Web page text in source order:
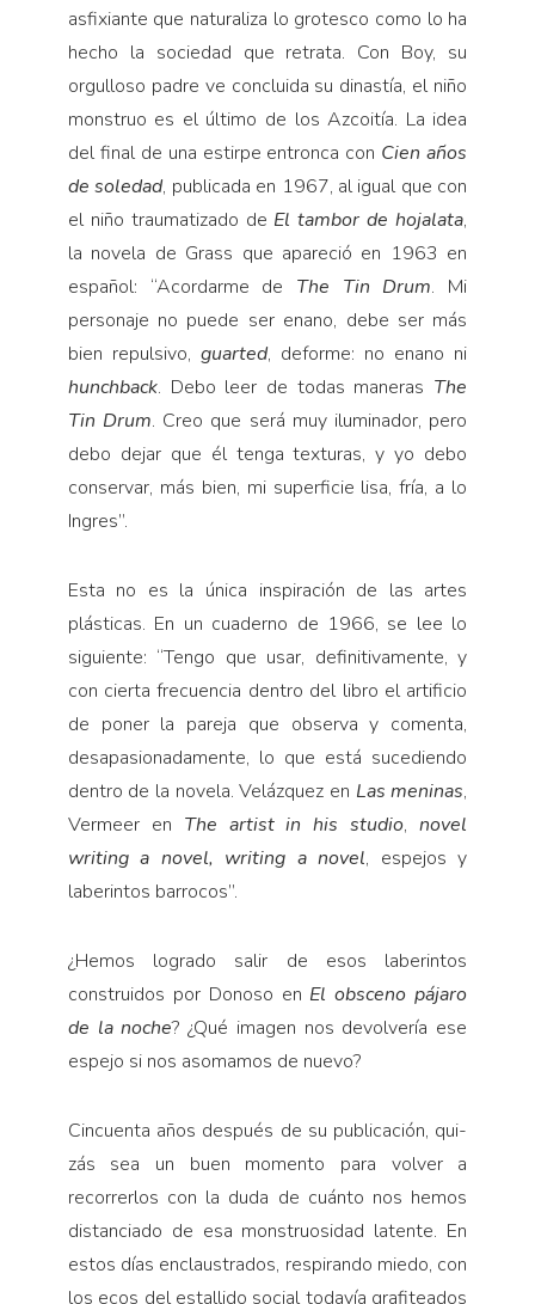
asfixiante que naturaliza lo grotesco como lo ha
hecho la sociedad que retrata. Con Boy, su
orgulloso padre ve concluida su dinastía, el niño
monstruo es el último de los Azcoitía. La idea
del final de una estirpe entronca con Cien años
de soledad, publicada en 1967, al igual que con
el niño traumatizado de El tambor de hojalata,
la novela de Grass que apareció en 1963 en
español: “Acordarme de The Tin Drum. Mi
persona­je no puede ser enano, debe ser más
bien repulsivo, guarted, deforme: no enano ni
hunchback. Debo leer de todas maneras The
Tin Drum. Creo que será muy iluminador, pero
debo dejar que él tenga texturas, y yo debo
conservar, más bien, mi superficie lisa, fría, a lo
Ingres”.
Esta no es la única inspiración de las artes
plásti­cas. En un cuaderno de 1966, se lee lo
siguiente: “Ten­go que usar, definitivamente, y
con cierta frecuencia dentro del libro el artificio
de poner la pareja que observa y comenta,
desapasionadamente, lo que está sucediendo
dentro de la novela. Velázquez en Las me­ninas,
Vermeer en The artist in his studio,novel
writing a novel, writing a novel, espejos y
laberintos barrocos”.
¿Hemos logrado salir de esos laberintos
construi­dos por Donoso en El obsceno pájaro
de la noche? ¿Qué imagen nos devolvería ese
espejo si nos asomamos de nuevo?
Cincuenta años después de su publicación, qui­
zás sea un buen momento para volver a
recorrerlos con la duda de cuánto nos hemos
distanciado de esa monstruosidad latente. En
estos días enclaustrados, respirando miedo, con
los ecos del estallido social todavía grafiteados